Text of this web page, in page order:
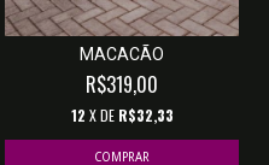
MACACÃO
R$319,00
12 X DE R$32,33
COMPRAR